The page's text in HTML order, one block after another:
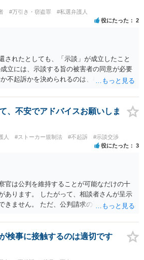
#万引き・窃盗罪 #私選弁護人
役にたった 2
れたとしても、「示談」が成立したこと
立には、示談する旨の被害者の同意が必要
不起訴かを決められるのは、検察官のみで
見立てに過ぎません。 ③について、一般
しでも早い方がいいです。 被害者の動きを
しません。 ④について、示談をされたいと
に依頼され、弁護士を通じて警察に対し、
らえないかとお願いする方法があります。
の意向次第ですが、「加害者」本人に被害
はなかなか応じてもらうのは難しいです
条件を付けることで応じていただける可能
て、お近くの弁護士事務所にご相談されて
、不安でアドバイスお願いしま
人 #ストーカー規制法 #不起訴 #示談交渉
役にたった 3
官は公判を維持することが可能なだけの十
あります。 したがって、相談者さんが呈示
きません。 ただ、公判請求の可能性が完全
す。 繰り返しますが、ご依頼されている弁
検事に接触するのは適切です